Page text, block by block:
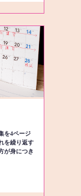
を4ページ
を繰り返す
が身につき